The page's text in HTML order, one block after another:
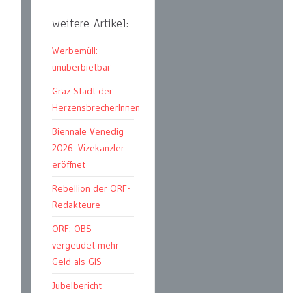
weitere Artikel:
Werbemüll:
unüberbietbar
Graz Stadt der
HerzensbrecherInnen
Biennale Venedig
2026: Vizekanzler
eröffnet
Rebellion der ORF-
Redakteure
ORF: OBS
vergeudet mehr
Geld als GIS
Jubelbericht